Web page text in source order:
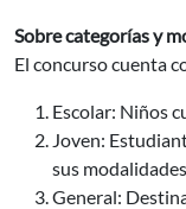
Sobre categorías y
El concurso cuenta
Escolar: Niños
Joven:
sus
General: